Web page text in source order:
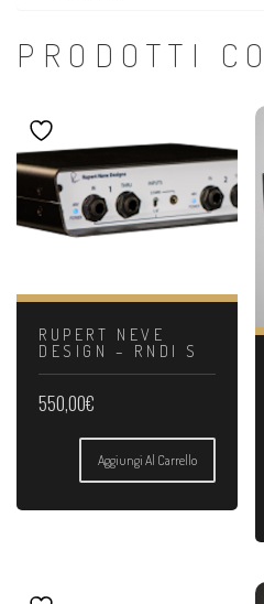
PRODOTTI
RUPERT NEVE
DESIGN – RNDI S
550,00€
Aggiungi Al Carrello